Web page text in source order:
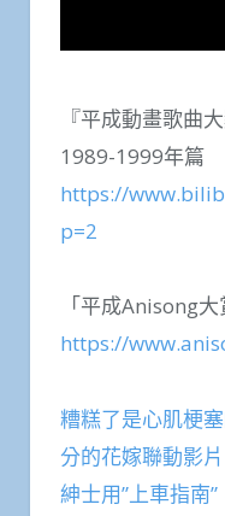
『平成動畫歌曲
1989-1999年篇
https://
p=2
「平成Anisong大
https://
糟糕了是心肌梗
分的花嫁聯動影
紳士用”上車指南